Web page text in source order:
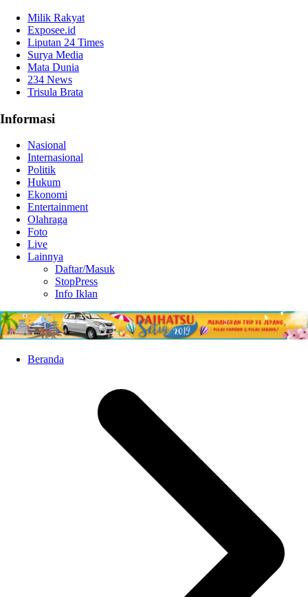
Milik Rakyat
Exposee.id
Liputan 24 Times
Surya Media
Mata Dunia
234 News
Trisula Brata
Informasi
Nasional
Internasional
Politik
Hukum
Ekonomi
Entertainment
Olahraga
Foto
Live
Lainnya
Daftar/Masuk
StopPress
Info Iklan
Beranda